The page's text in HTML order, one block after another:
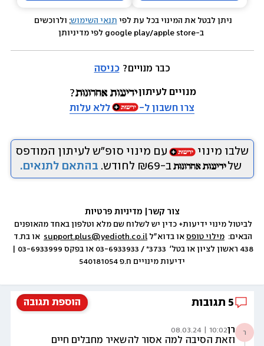
ניתן לבטל את המינוי בכל עת לפי תנאי השימוש; ולרוכשים
כבר מנויים? כניסה
מנויים לעיתון
צרו חשבון ל-
ללא עלות
שלבו מינוי
עם מינוי סופ״ש לעיתון המודפס
של
ב-₪69 לחודש. בהתאם לתנאים.
צור קשר
הבאים: מילוי טופס או בדוא״ל support.plus@yedioth.co.il
ידיעות מינויים ח.פ 540181054
הוספת תגובה 5 תגובות
ר רן10:02 | 08.03.24
וזאת הסיבה למה אסור להשאיר מחבלים חיים